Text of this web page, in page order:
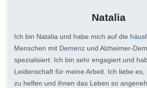
Natalia
Ich bin Natalia und habe mich auf die
Menschen mit Demenz und Alzheimer-
spezialisiert. Ich bin sehr engagiert und
Leidenschaft für meine Arbeit. Ich liebe es,
zu helfen und ihnen das Leben so